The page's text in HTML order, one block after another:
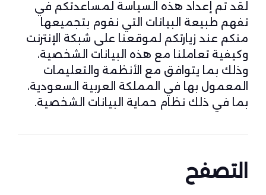
لقد تم إعداد هذه السياسة لمساعدتكم في
تفهم طبيعة البيانات التي نقوم بتجميعها
منكم عند زيارتكم لموقعنا على شبكة الإنترنت
وكيفية تعاملنا مع هذه البيانات الشخصية،
وذلك بما يتوافق مع الأنظمة والتعليمات
المعمول بها في المملكة العربية السعودية،
بما في ذلك نظام حماية البيانات الشخصية.
التصفح